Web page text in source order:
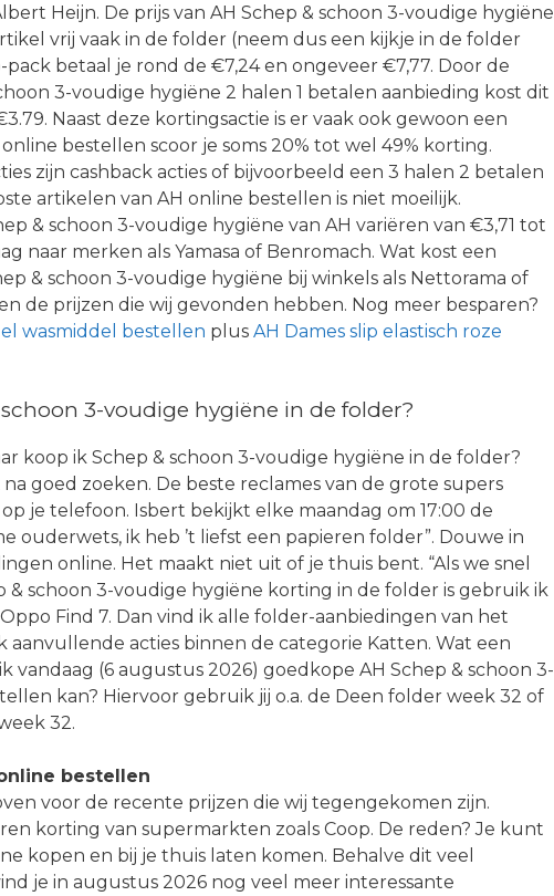
Heijn. De prijs van AH Schep & schoon 3-voudige hygiëne
vrij vaak in de folder (neem dus een kijkje in de folder
betaal je rond de €7,24 en ongeveer €7,77. Door de
3-voudige hygiëne 2 halen 1 betalen aanbieding kost dit
Naast deze kortingsactie is er vaak ook gewoon een
bestellen scoor je soms 20% tot wel 49% korting.
zijn cashback acties of bijvoorbeeld een 3 halen 2 betalen
artikelen van AH online bestellen is niet moeilijk.
& schoon 3-voudige hygiëne van AH variëren van €3,71 tot
naar merken als Yamasa of Benromach. Wat kost een
& schoon 3-voudige hygiëne bij winkels als Nettorama of
de prijzen die wij gevonden hebben. Nog meer besparen?
wasmiddel bestellen plus AH Dames slip elastisch roze
3-voudige hygiëne in de folder?
koop ik Schep & schoon 3-voudige hygiëne in de folder?
goed zoeken. De beste reclames van de grote supers
je telefoon. Isbert bekijkt elke maandag om 17:00 de
ouderwets, ik heb ’t liefst een papieren folder”. Douwe in
online. Het maakt niet uit of je thuis bent. “Als we snel
& schoon 3-voudige hygiëne korting in de folder is gebruik ik
Find 7. Dan vind ik alle folder-aanbiedingen van het
aanvullende acties binnen de categorie Katten. Wat een
vandaag (6 augustus 2026) goedkope AH Schep & schoon 3-
kan? Hiervoor gebruik jij o.a. de Deen folder week 32 of
32.
bestellen
voor de recente prijzen die wij tegengekomen zijn.
korting van supermarkten zoals Coop. De reden? Je kunt
kopen en bij je thuis laten komen. Behalve dit veel
je in augustus 2026 nog veel meer interessante